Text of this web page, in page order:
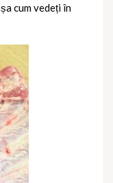
cum vedeți în